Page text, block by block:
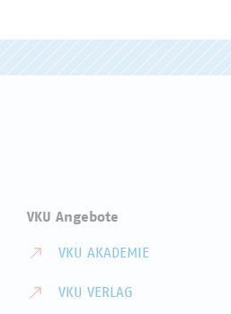
VKU Angebote
VKU AKADEMIE
VKU VERLAG